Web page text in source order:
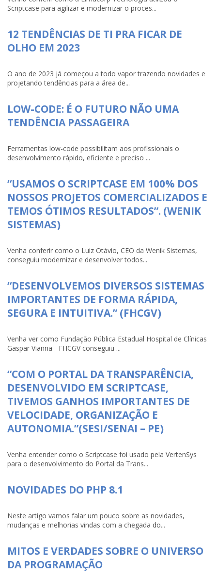
Scriptcase para agilizar e modernizar o proces...
12 TENDÊNCIAS DE TI PRA FICAR DE
OLHO EM 2023
O ano de 2023 já começou a todo vapor trazendo novidades e
projetando tendências para a área de...
LOW-CODE: É O FUTURO NÃO UMA
TENDÊNCIA PASSAGEIRA
Ferramentas low-code possibilitam aos profissionais o
desenvolvimento rápido, eficiente e preciso ...
“USAMOS O SCRIPTCASE EM 100% DOS
NOSSOS PROJETOS COMERCIALIZADOS E
TEMOS ÓTIMOS RESULTADOS”. (WENIK
SISTEMAS)
Venha conferir como o Luiz Otávio, CEO da Wenik Sistemas,
conseguiu modernizar e desenvolver todos...
“DESENVOLVEMOS DIVERSOS SISTEMAS
IMPORTANTES DE FORMA RÁPIDA,
SEGURA E INTUITIVA.” (FHCGV)
Venha ver como Fundação Pública Estadual Hospital de Clínicas
Gaspar Vianna - FHCGV conseguiu ...
“COM O PORTAL DA TRANSPARÊNCIA,
DESENVOLVIDO EM SCRIPTCASE,
TIVEMOS GANHOS IMPORTANTES DE
VELOCIDADE, ORGANIZAÇÃO E
AUTONOMIA.”(SESI/SENAI – PE)
Venha entender como o Scriptcase foi usado pela VertenSys
para o desenvolvimento do Portal da Trans...
NOVIDADES DO PHP 8.1
Neste artigo vamos falar um pouco sobre as novidades,
mudanças e melhorias vindas com a chegada do...
MITOS E VERDADES SOBRE O UNIVERSO
DA PROGRAMAÇÃO